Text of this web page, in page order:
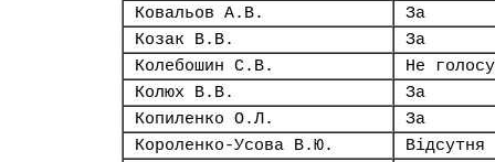
Ковальов А.В.
За
Козак В.В.
За
Колебошин С.В.
Не
Колюх В.В.
За
Копиленко О.Л.
За
Короленко-Усова В.Ю.
Відсутня